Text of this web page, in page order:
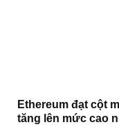
Ethereum đạt cột
tăng lên mức cao